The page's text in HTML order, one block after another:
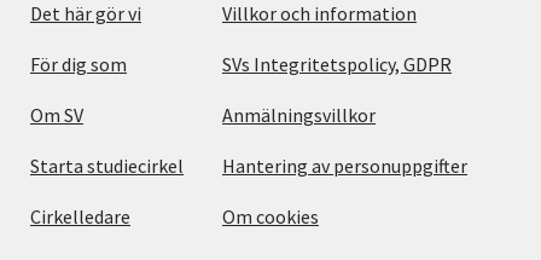
Det här gör vi
För dig som
Om SV
Starta studiecirkel
Cirkelledare
Villkor och information
SVs Integritetspolicy, GDPR
Anmälningsvillkor
Hantering av personuppgifter
Om cookies